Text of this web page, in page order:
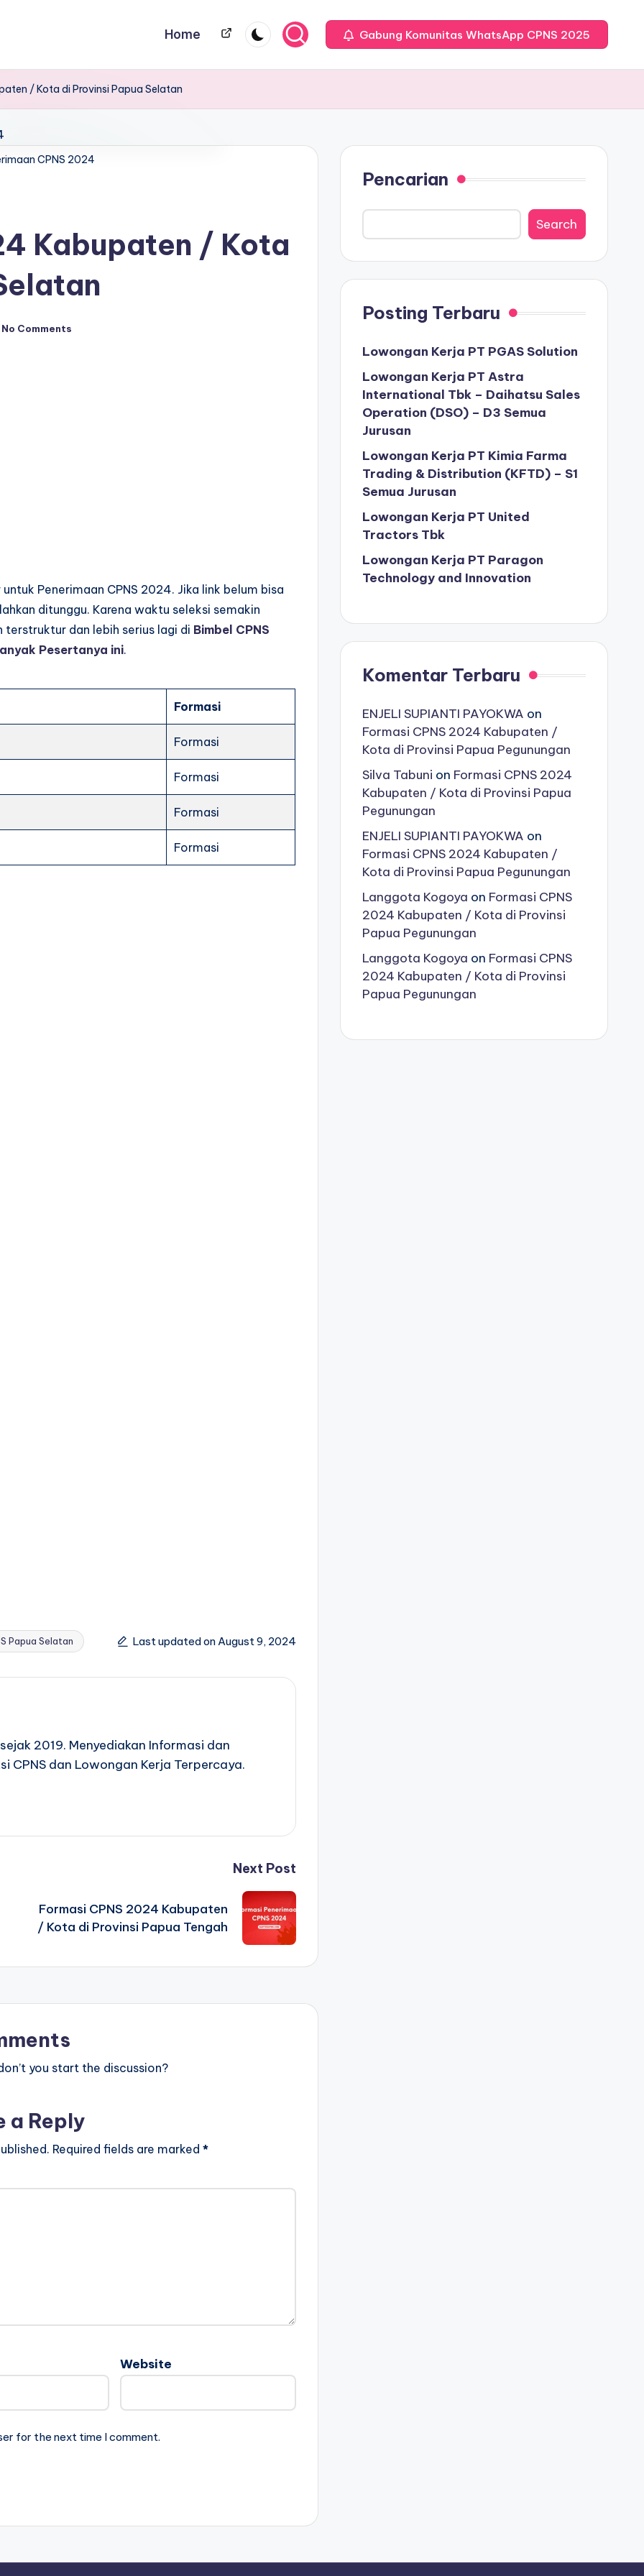
Home Home Gabung Komunitas WhatsApp CPNS 2025
/ Kota di Provinsi Papua Selatan
CPNS 2024
Kabupaten / Kota
No Comments
Penerimaan CPNS 2024. Jika link belum bisa
ditunggu. Karena waktu seleksi semakin
terstruktur dan lebih serius lagi di Bimbel CPNS
Pesertanya ini.
Formasi
Formasi
Formasi
Formasi
Formasi
Papua Selatan Last updated on August 9, 2024
2019. Menyediakan Informasi dan
CPNS dan Lowongan Kerja Terpercaya.
Next Post
Formasi CPNS 2024 Kabupaten
/ Kota di Provinsi Papua Tengah
you start the discussion?
a Reply
Required fields are marked *
Website
for the next time I comment.
Pencarian
Search
Posting Terbaru
Lowongan Kerja PT PGAS Solution
Lowongan Kerja PT Astra
International Tbk – Daihatsu Sales
Operation (DSO) – D3 Semua
Jurusan
Lowongan Kerja PT Kimia Farma
Trading & Distribution (KFTD) – S1
Semua Jurusan
Lowongan Kerja PT United
Tractors Tbk
Lowongan Kerja PT Paragon
Technology and Innovation
Komentar Terbaru
ENJELI SUPIANTI PAYOKWA on
Formasi CPNS 2024 Kabupaten /
Kota di Provinsi Papua Pegunungan
Silva Tabuni on Formasi CPNS 2024
Kabupaten / Kota di Provinsi Papua
Pegunungan
ENJELI SUPIANTI PAYOKWA on
Formasi CPNS 2024 Kabupaten /
Kota di Provinsi Papua Pegunungan
Langgota Kogoya on Formasi CPNS
2024 Kabupaten / Kota di Provinsi
Papua Pegunungan
Langgota Kogoya on Formasi CPNS
2024 Kabupaten / Kota di Provinsi
Papua Pegunungan